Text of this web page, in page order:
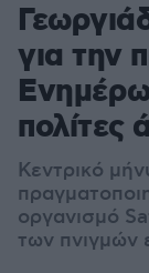
για την
Κεντρικό
οργανισμό
των πνιγμών